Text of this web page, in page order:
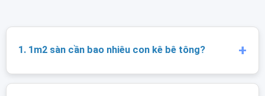
1. 1m2 sàn cần bao nhiêu con kê bê tông?